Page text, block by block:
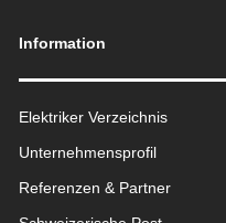
Information
Elektriker Verzeichnis
Unternehmensprofil
Referenzen & Partner